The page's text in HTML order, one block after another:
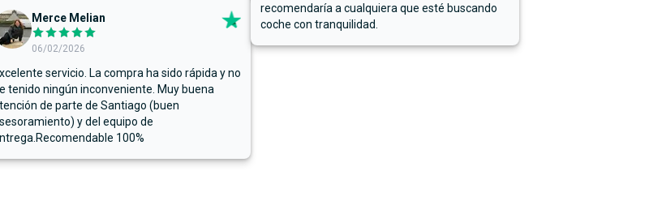
Merce Melian
06/02/2026
servicio. La compra ha sido rápida y no
tenido ningún inconveniente. Muy buena
de parte de Santiago (buen
y del equipo de
100%
recomendaría a cualquiera que esté buscando
coche con tranquilidad.